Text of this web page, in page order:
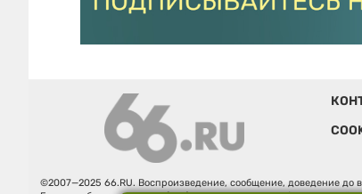
©2007—2025 66.RU. Воспроизведение, сообщение, доведение до